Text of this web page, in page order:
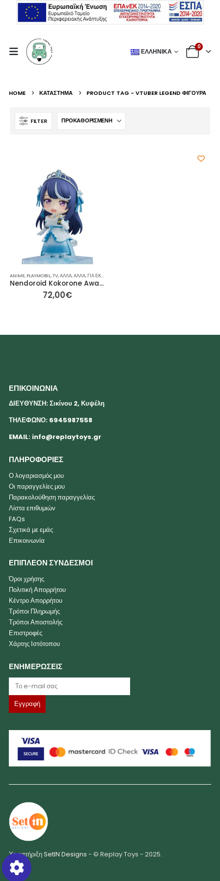
ΕΛΛΗΝΙΚΆ
0
HOME ΚΑΤΆΣΤΗΜΑ PRODUCT TAG - VTUBER LEGEND ΦΙΓΟΎΡΑ
FILTER
ANIME, PLAYMOBIL,TV,ΆΛΛΑ,ΆΛΛΑ,ΓΙΑ ΕΚΕΊΝΟΝ / ΕΚΕΊΝΗ
Nendoroid Kokorone Awayuki (VTuber Legend) Πολλά Πρόσωπα 10εκ
72,00€
ΕΠΙΚΟΙΝΩΝΙΑ
ΔΙΕΥΘΥΝΣΗ: Σικίνου 2, Κυψέλη
ΤΗΛΕΦΩΝΟ: 6945987558
EMAIL: info@replaytoys.gr
ΠΛΗΡΟΦΟΡΙΕΣ
Ο λογαριασμός μου
Οι παραγγελίες μου
Παρακολούθηση παραγγελίας
Λίστα επιθυμιών
FAQs
Σχετικά με εμάς
Επικοινωνία
ΕΠΙΠΛΕΟΝ ΣΥΝΔΕΣΜΟΙ
Όροι χρήσης
Πολιτική Απορρήτου
Κέντρο Απορρήτου
Τρόποι Πληρωμής
Τρόποι Αποστολής
Επιστροφές
Χάρτης Ιστότοπου
ΕΝΗΜΕΡΩΣΕΙΣ
ΥποστήριξηSetIN Designs - © Replay Toys - 2025.